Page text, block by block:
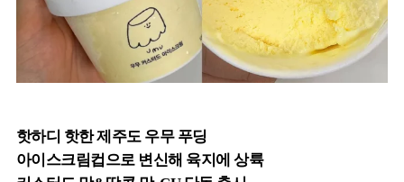
핫하디 핫한 제주도 우무 푸딩
아이스크림컵으로 변신해 육지에 상륙